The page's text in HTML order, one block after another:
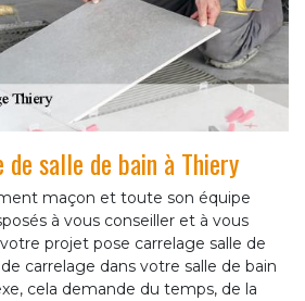
de salle de bain à Thiery
maçon et toute son équipe
à vous conseiller et à vous
projet pose carrelage salle de
carrelage dans votre salle de bain
cela demande du temps, de la